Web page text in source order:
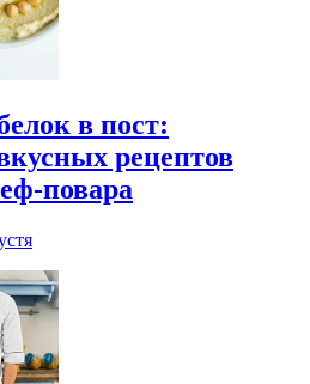
в пост:
рецептов
повара